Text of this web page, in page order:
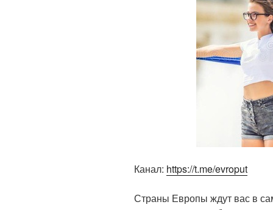
Канал: https://t.me/evroput
Страны Европы ждут вас в